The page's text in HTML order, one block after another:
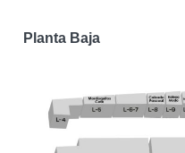
Planta Baja